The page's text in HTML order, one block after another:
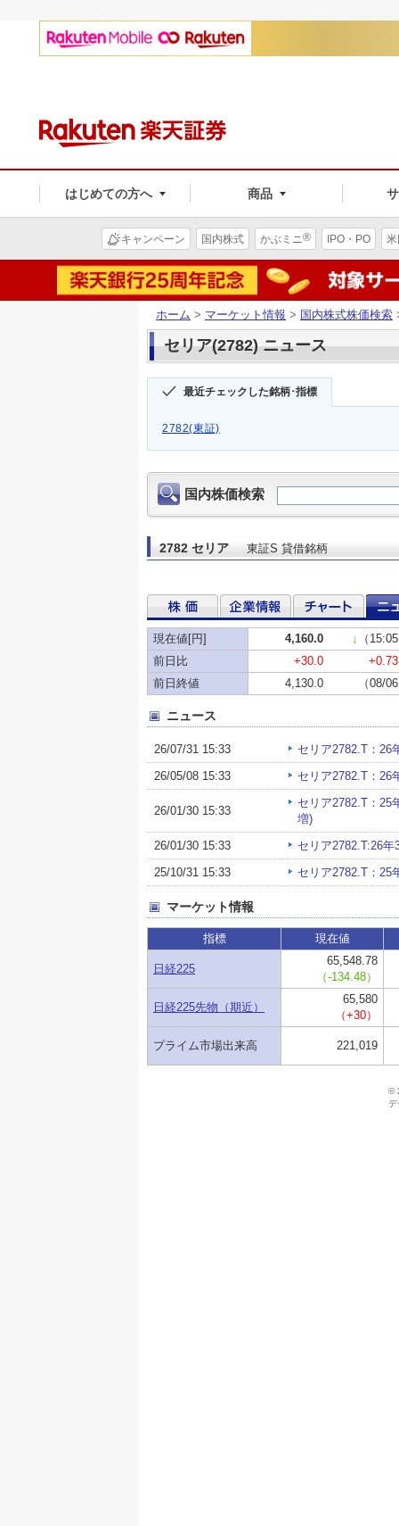
はじめての方へ 商品
キャンペーン 国内株式 かぶミニ® IPO・PO
ホーム > マーケット情報 > 国内株式株価検索
セリア(2782) ニュース
最近チェックした銘柄･指標
2782(東証)